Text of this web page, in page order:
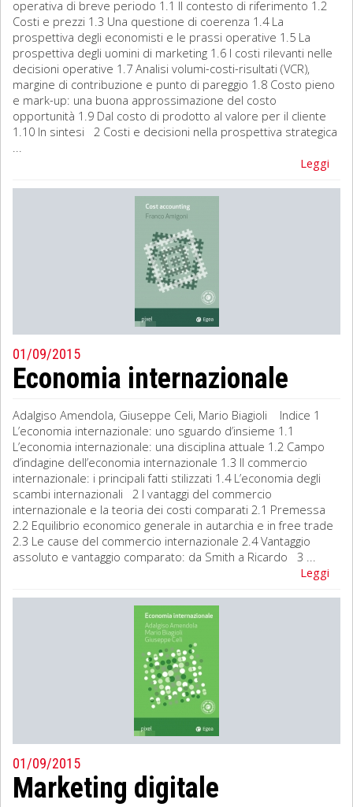
operativa di breve periodo 1.1 Il contesto di riferimento 1.2
Costi e prezzi 1.3 Una questione di coerenza 1.4 La
prospettiva degli economisti e le prassi operative 1.5 La
prospettiva degli uomini di marketing 1.6 I costi rilevanti nelle
decisioni operative 1.7 Analisi volumi-costi-risultati (VCR),
margine di contribuzione e punto di pareggio 1.8 Costo pieno
e mark-up: una buona approssimazione del costo
opportunità 1.9 Dal costo di prodotto al valore per il cliente
1.10 In sintesi 2 Costi e decisioni nella prospettiva strategica
...
Leggi
01/09/2015
Economia internazionale
Adalgiso Amendola, Giuseppe Celi, Mario Biagioli Indice 1
L’economia internazionale: uno sguardo d’insieme 1.1
L’economia internazionale: una disciplina attuale 1.2 Campo
d’indagine dell’economia internazionale 1.3 Il commercio
internazionale: i principali fatti stilizzati 1.4 L’economia degli
scambi internazionali 2 I vantaggi del commercio
internazionale e la teoria dei costi comparati 2.1 Premessa
2.2 Equilibrio economico generale in autarchia e in free trade
2.3 Le cause del commercio internazionale 2.4 Vantaggio
assoluto e vantaggio comparato: da Smith a Ricardo 3 ...
Leggi
01/09/2015
Marketing digitale